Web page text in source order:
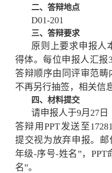
二、答辩地点
D01-201
三、答辩要求
原则上要求申报人
得体。每位申报人汇报
答辩顺序由同评审范畴
不再另行抽签，相关信
四、材料提交
请申报人于9月27日
答辩用PPT发送至
提交视为放弃申报。
年级-序号-姓名”，PPT
名”。